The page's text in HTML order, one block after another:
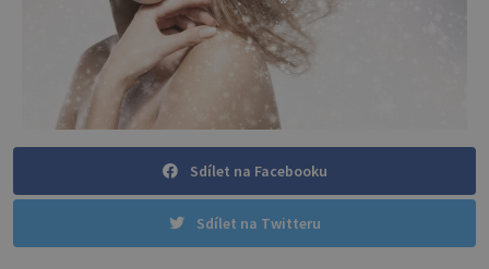
Sdílet na Facebooku
Sdílet na Twitteru